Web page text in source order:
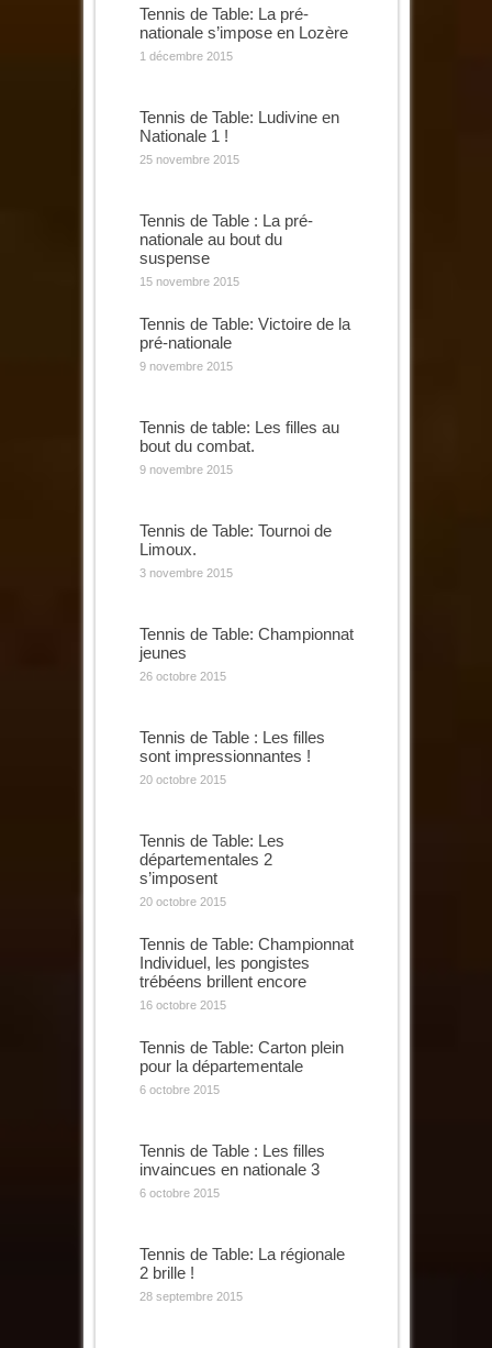
Tennis de Table: La pré-
nationale s’impose en Lozère
1 décembre 2015
Tennis de Table: Ludivine en
Nationale 1 !
25 novembre 2015
Tennis de Table : La pré-
nationale au bout du
suspense
15 novembre 2015
Tennis de Table: Victoire de la
pré-nationale
9 novembre 2015
Tennis de table: Les filles au
bout du combat.
9 novembre 2015
Tennis de Table: Tournoi de
Limoux.
3 novembre 2015
Tennis de Table: Championnat
jeunes
26 octobre 2015
Tennis de Table : Les filles
sont impressionnantes !
20 octobre 2015
Tennis de Table: Les
départementales 2
s’imposent
20 octobre 2015
Tennis de Table: Championnat
Individuel, les pongistes
trébéens brillent encore
16 octobre 2015
Tennis de Table: Carton plein
pour la départementale
6 octobre 2015
Tennis de Table : Les filles
invaincues en nationale 3
6 octobre 2015
Tennis de Table: La régionale
2 brille !
28 septembre 2015